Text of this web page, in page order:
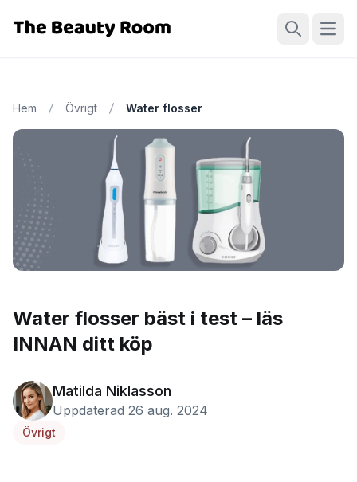
Hem Övrigt Water flosser
Water flosser bäst i test – läs
INNAN ditt köp
Matilda Niklasson
Uppdaterad 26 aug. 2024
Övrigt